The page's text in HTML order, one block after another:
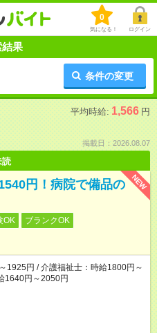
0
気になる！ ログイン
果
条件の変更
平均時給: 1,566 円
掲載日：2026.08.07
読
NEW
円！病院で備品の
OK
ブランクOK
1925円 / 介護福祉士：時給1800円～
1640円～2050円